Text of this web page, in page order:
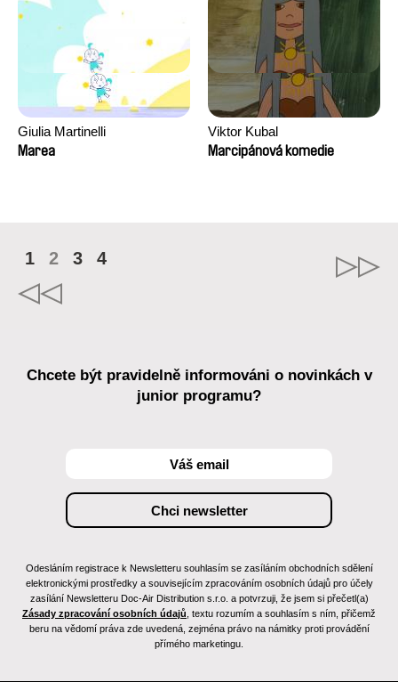
Giulia Martinelli
Marea
Viktor Kubal
Marcipánová komedie
1 2 3 4
Chcete být pravidelně informováni o novinkách v
junior programu?
Odesláním registrace k Newsletteru souhlasím se zasíláním obchodních sdělení
elektronickými prostředky a souvisejícím zpracováním osobních údajů pro účely
zasílání Newsletteru Doc-Air Distribution s.r.o. a potvrzuji, že jsem si přečetl(a)
Zásady zpracování osobních údajů , textu rozumím a souhlasím s ním, přičemž
beru na vědomí práva zde uvedená, zejména právo na námitky proti provádění
přímého marketingu.